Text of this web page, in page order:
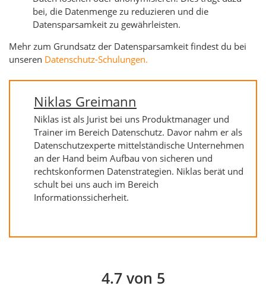
bei, die Datenmenge zu reduzieren und die
Datensparsamkeit zu gewährleisten.
Mehr zum Grundsatz der Datensparsamkeit findest du bei
unseren Datenschutz-Schulungen.
Niklas Greimann
Niklas ist als Jurist bei uns Produktmanager und
Trainer im Bereich Datenschutz. Davor nahm er als
Datenschutzexperte mittelständische Unternehmen
an der Hand beim Aufbau von sicheren und
rechtskonformen Datenstrategien. Niklas berät und
schult bei uns auch im Bereich
Informationssicherheit.
4.7 von 5